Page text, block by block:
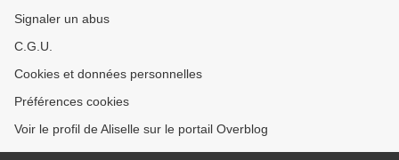
Signaler un abus
C.G.U.
Cookies et données personnelles
Préférences cookies
Voir le profil de Aliselle sur le portail Overblog